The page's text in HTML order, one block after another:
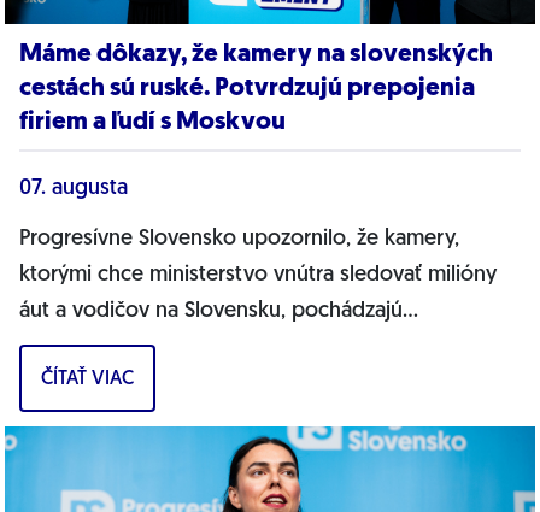
Máme dôkazy, že kamery na slovenských
cestách sú ruské. Potvrdzujú prepojenia
firiem a ľudí s Moskvou
07. augusta
Progresívne Slovensko upozornilo, že kamery,
ktorými chce ministerstvo vnútra sledovať milióny
áut a vodičov na Slovensku, pochádzajú
pravdepodobne z Ruska. Dnes hnutie prinieslo
dôkazy,...
ČÍTAŤ VIAC